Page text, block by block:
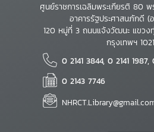
ศูนย์ราชการเฉลิมพระเกียรติ 80
อาคารรัฐประศาสนภักดี (
120 หมู่ที่ 3 ถนนแจ้งวัฒนะ แขว
กรุงเทพฯ
0 2141 3844, 0 2141 1987,
0 2143 7746